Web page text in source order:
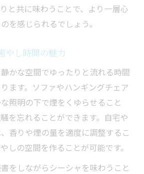
の起源と語源を知る
歴史文化と祈りの関係性
るシーシャ文化の特徴とは
祈りが文化交流にもたらす価値
と共に味わうことで、より一層心
を感じられるでしょう。
やし時間の魅力
かな空間でゆったりと流れる時間
ます。ソファやハンギングチェア
照明の下で煙をくゆらせること
を忘れることができます。自宅や
香りや煙の量を適度に調整するこ
しの空間を作ることが可能です。
をしながらシーシャを味わうこと